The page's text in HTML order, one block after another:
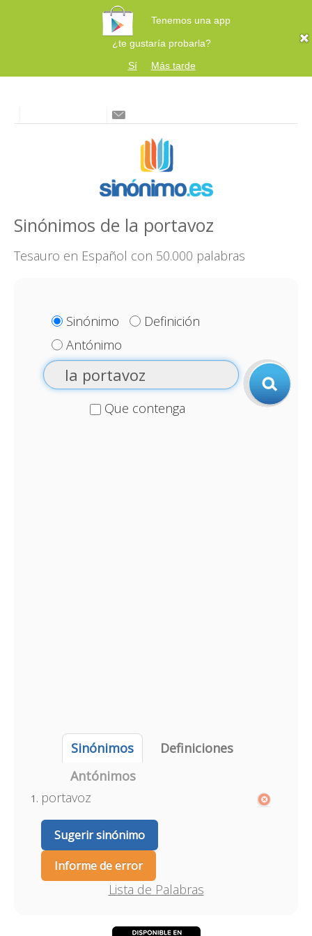
Tenemos una app
¿te gustaría probarla?
Sí
Más tarde
Sinónimos de la portavoz
Tesauro en Español con 50.000 palabras
Sinónimo
Definición
Antónimo
Que contenga
Sinónimos
Definiciones
Antónimos
portavoz
Sugerir sinónimo
Informe de error
Lista de Palabras